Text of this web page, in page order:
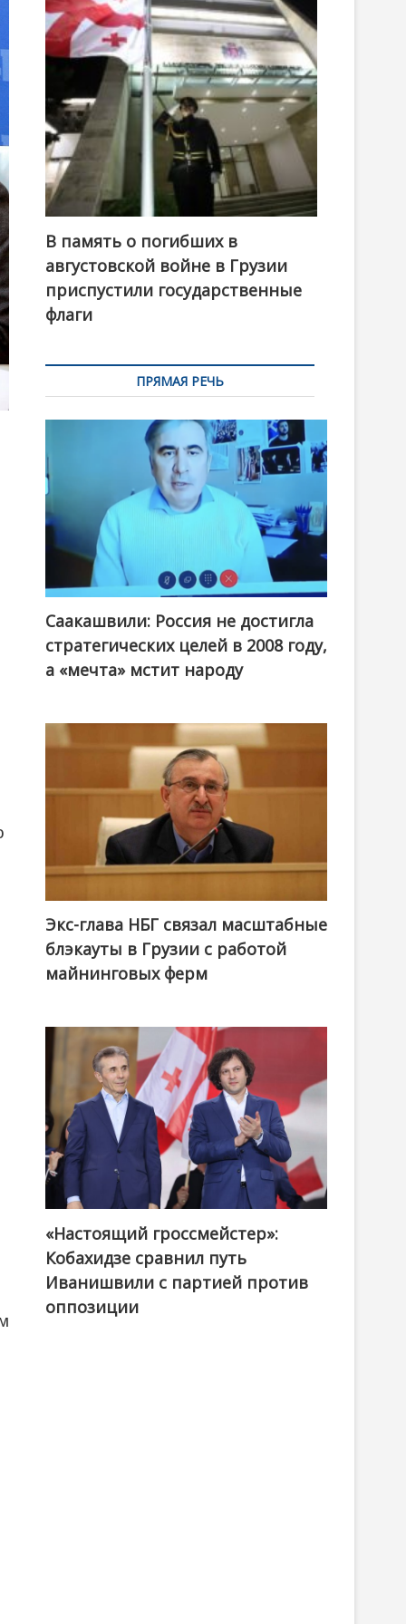
o
n
В память о погибших в
августовской войне в Грузии
приспустили государственные
флаги
ПРЯМАЯ РЕЧЬ
Саакашвили: Россия не достигла
стратегических целей в 2008 году,
а «мечта» мстит народу
Экс-глава НБГ связал масштабные
блэкауты в Грузии с работой
майнинговых ферм
@ქართული ოცნება / Georgian Dream
«Настоящий гроссмейстер»:
Кобахидзе сравнил путь
Иванишвили с партией против
оппозиции